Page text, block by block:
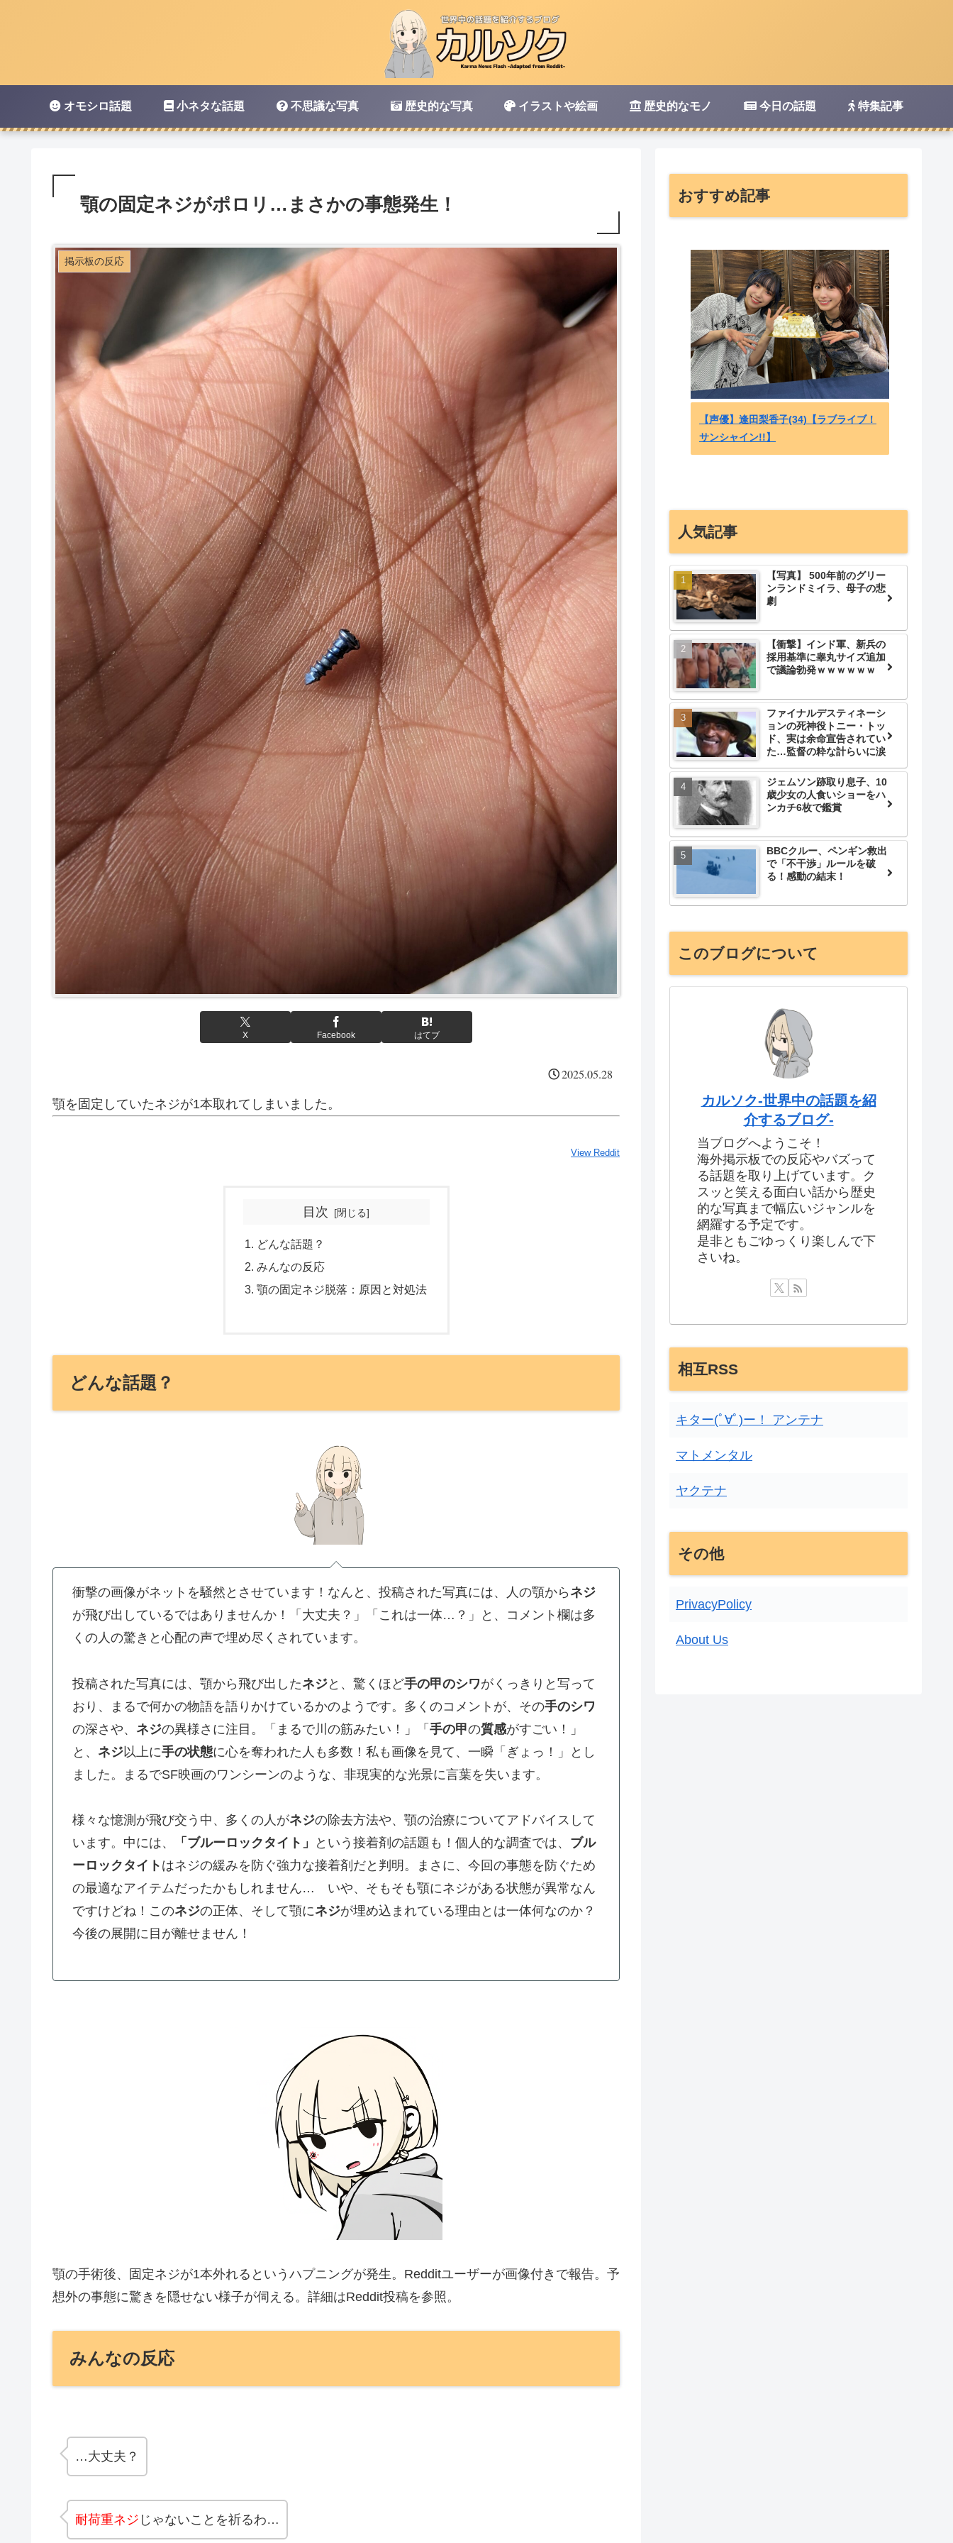
オモシロ話題 小ネタな話題 不思議な写真 歴史的な写真 イラストや絵画 歴史的なモノ 今日の話題 特集記事
顎の固定ネジがポロリ…まさかの事態発生！
掲示板の反応
X Facebook はてブ
2025.05.28
顎を固定していたネジが1本取れてしまいました。
View Reddit
目次
どんな話題？
みんなの反応
顎の固定ネジ脱落：原因と対処法
どんな話題？
衝撃の画像がネットを騒然とさせています！なんと、投稿された写真には、人の顎から ネジ
が飛び出しているではありませんか！「大丈夫？」「これは一体…？」と、コメント欄は多
くの人の驚きと心配の声で埋め尽くされています。
投稿された写真には、顎から飛び出したネジと、驚くほど手の甲のシワがくっきりと写って
おり、まるで何かの物語を語りかけているかのようです。多くのコメントが、その手のシワ
の深さや、 ネジの異様さに注目。「まるで川の筋みたい！」「 手の甲の質感がすごい！」
と、 ネジ以上に手の状態に心を奪われた人も多数！私も画像を見て、一瞬「ぎょっ！」とし
ました。まるでSF映画のワンシーンのような、非現実的な光景に言葉を失います。
様々な憶測が飛び交う中、多くの人がネジの除去方法や、顎の治療についてアドバイスして
います。中には、
「ブルーロックタイト」 という接着剤の話題も！個人的な調査では、 ブル
ーロックタイト はネジの緩みを防ぐ強力な接着剤だと判明。まさに、今回の事態を防ぐため
の最適なアイテムだったかもしれません… いや、そもそも顎にネジがある状態が異常なん
ですけどね！このネジの正体、そして顎にネジが埋め込まれている理由とは一体何なのか？
今後の展開に目が離せません！
顎の手術後、固定ネジが1本外れるというハプニングが発生。Redditユーザーが画像付きで報告。予
想外の事態に驚きを隠せない様子が伺える。詳細はReddit投稿を参照。
みんなの反応
…大丈夫？
耐荷重ネジ じゃないことを祈るわ…
おすすめ記事
【声優】逢田梨香子(34)【ラブライブ！
サンシャイン!!】
人気記事
【写真】 500年前のグリー
ンランドミイラ、母子の悲
劇
【衝撃】インド軍、新兵の
採用基準に睾丸サイズ追加
で議論勃発ｗｗｗｗｗｗ
ファイナルデスティネーシ
ョンの死神役トニー・トッ
ド、実は余命宣告されてい
た…監督の粋な計らいに涙
ジェムソン跡取り息子、10
歳少女の人食いショーをハ
ンカチ6枚で鑑賞
BBCクルー、ペンギン救出
で「不干渉」ルールを破
る！感動の結末！
このブログについて
カルソク-世界中の話題を紹
介するブログ-
当ブログへようこそ！
海外掲示板での反応やバズって
る話題を取り上げています。ク
スッと笑える面白い話から歴史
的な写真まで幅広いジャンルを
網羅する予定です。
是非ともごゆっくり楽しんで下
さいね。
相互RSS
キター(ﾟ∀ﾟ)ー！ アンテナ
マトメンタル
ヤクテナ
その他
PrivacyPolicy
About Us